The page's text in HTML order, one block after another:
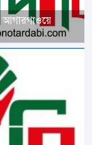
আগারগাওয়ে